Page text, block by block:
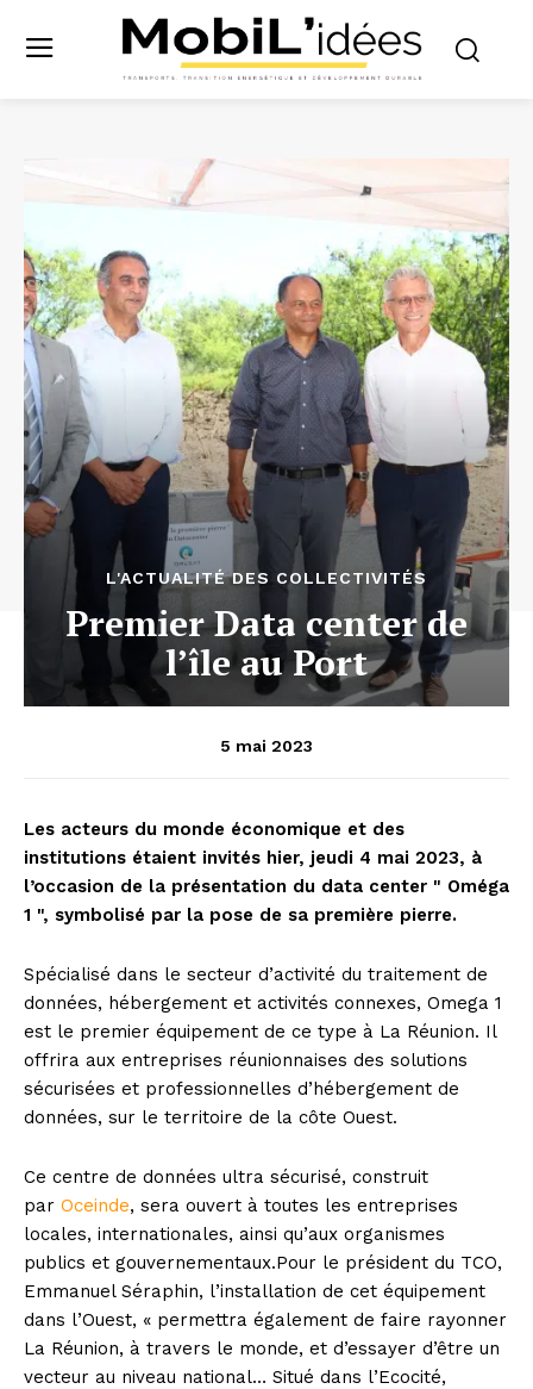
L'ACTUALITÉ DES COLLECTIVITÉS
Premier Data center de
l’île au Port
5 mai 2023
Les acteurs du monde économique et des
institutions étaient invités hier, jeudi 4 mai 2023, à
l’occasion de la présentation du data center " Oméga
1 ", symbolisé par la pose de sa première pierre.
Spécialisé dans le secteur d’activité du traitement de
données, hébergement et activités connexes, Omega 1
est le premier équipement de ce type à La Réunion. Il
offrira aux entreprises réunionnaises des solutions
sécurisées et professionnelles d’hébergement de
données, sur le territoire de la côte Ouest.
Ce centre de données ultra sécurisé, construit
par Oceinde, sera ouvert à toutes les entreprises
locales, internationales, ainsi qu’aux organismes
publics et gouvernementaux.Pour le président du TCO,
Emmanuel Séraphin, l’installation de cet équipement
dans l’Ouest, « permettra également de faire rayonner
La Réunion, à travers le monde, et d’essayer d’être un
vecteur au niveau national… Situé dans l’Ecocité,